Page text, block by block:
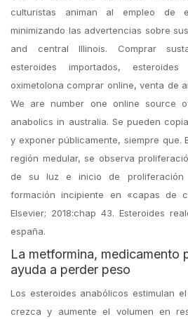
culturistas animan al empleo de
minimizando las advertencias sobre
and central Illinois. Comprar
esteroides importados, esteroides
oximetolona comprar online, venta de
We are number one online source
anabolics in australia. Se pueden
y exponer públicamente, siempre que.
región medular, se observa
de su luz e inicio de
formación incipiente en «capas de
Elsevier; 2018:chap 43. Esteroides
españa.
La metformina, medicamento
ayuda a perder peso
Los esteroides anabólicos estimulan
crezca y aumente el volumen en